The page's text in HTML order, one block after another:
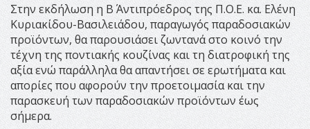
Στην εκδήλωση η Β΄ Αντιπρόεδρος της Π.Ο.Ε. κα. Ελένη
Κυριακίδου-Βασιλειάδου, παραγωγός παραδοσιακών
προϊόντων, θα παρουσιάσει ζωντανά στο κοινό την
τέχνη της ποντιακής κουζίνας και τη διατροφική της
αξία ενώ παράλληλα θα απαντήσει σε ερωτήματα και
απορίες που αφορούν την προετοιμασία και την
παρασκευή των παραδοσιακών προϊόντων έως
σήμερα.